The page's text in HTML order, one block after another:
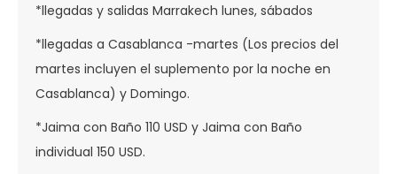
*llegadas y salidas Marrakech lunes, sábados
*llegadas a Casablanca -martes (Los precios del
martes incluyen el suplemento por la noche en
Casablanca) y Domingo.
*Jaima con Baño 110 USD y Jaima con Baño
individual 150 USD.